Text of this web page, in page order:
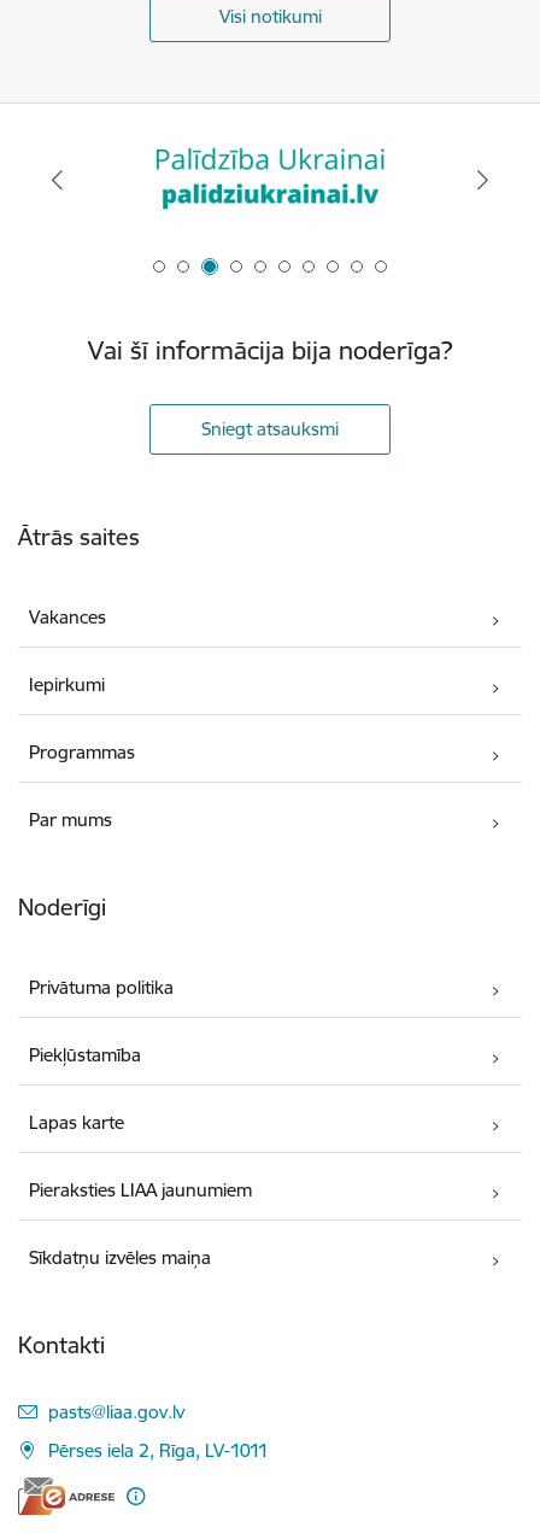
Visi notikumi
Vai šī informācija bija noderīga?
Sniegt atsauksmi
Ātrās saites
Vakances
Iepirkumi
Programmas
Par mums
Noderīgi
Privātuma politika
Piekļūstamība
Lapas karte
Pieraksties LIAA jaunumiem
Sīkdatņu izvēles maiņa
Kontakti
E-pasts:
pasts@liaa.gov.lv
Pērses iela 2, Rīga, LV-1011